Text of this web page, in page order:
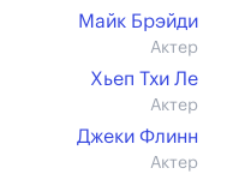
Майк Брэйди
Актер
Хьеп Тхи Ле
Актер
Джеки Флинн
Актер